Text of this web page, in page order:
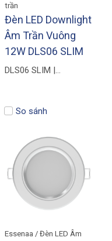
trần
Đèn LED Downlight
Âm Trần Vuông
12W DLS06 SLIM
DLS06 SLIM |
Essenaa / Đèn LED Âm
So sánh